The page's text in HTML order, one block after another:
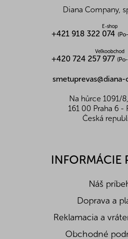
kalórií v porovnaní s inými
lepku, bez laktózy, bez
s vysokým obsahom
energetickou hodnotou.
Upozornění pro
určený na priamu spotrebu
Chráňte
Po otvorení skladujte v
sediment nie je na závadu.
Nutričné hodnoty na 100g:
Energetická hodnota (kJ/kcal)
Z toho nasycené mastné k. (g)
Sacharidy (g)
Diana Company,
E-shop
+421 918 322 074
Veľkoobchod
+420 724 257 977
Na hůrce 1091/
161 00 Praha 6 -
Česká
INFORMÁCIE
Náš
Doprava a
Reklamacia a
Obchodné